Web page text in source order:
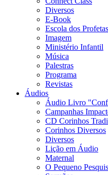
Diversos
E-Book
Escola dos Profetas
Imagem
Ministério Infantil
Música
Palestras
Programa
Revistas
Áudios
Áudio Livro
Campanhas
CD Corinhos
Corinhos Diversos
Diversos
Lição em Áudio
Maternal
O Pequeno